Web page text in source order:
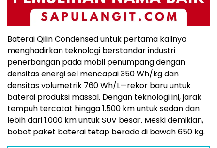
Baterai Qilin Condensed untuk pertama kalinya
menghadirkan teknologi berstandar industri
penerbangan pada mobil penumpang dengan
densitas energi sel mencapai 350 Wh/kg dan
densitas volumetrik 760 Wh/L—rekor baru untuk
baterai produksi massal. Dengan teknologi ini, jarak
tempuh tercatat hingga 1.500 km untuk sedan dan
lebih dari 1.000 km untuk SUV besar. Meski demikian,
bobot paket baterai tetap berada di bawah 650 kg.